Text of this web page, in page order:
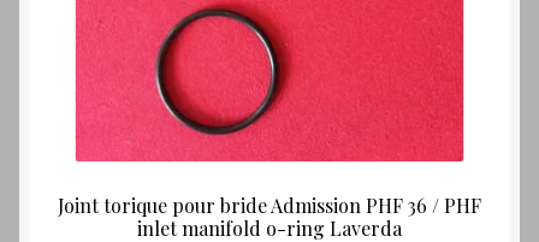
Joint torique pour bride Admission PHF 36 / PHF
inlet manifold o-ring Laverda